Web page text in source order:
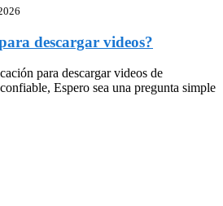
descargar videos?
para descargar videos de
Espero sea una pregunta simple